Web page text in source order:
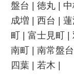
盤台 | 徳丸 | 中
成増 | 西台 |
町 | 富士見町 |
南町 | 南常盤
四葉 | 若木 |